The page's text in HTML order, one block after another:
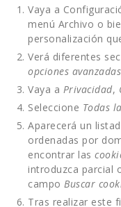
Vaya a
menú Archivo o
personalización
Verá diferentes
opciones avanzadas
Vaya a Privacidad,
Seleccione Todas
Aparecerá un
ordenadas por
encontrar las
introduzca parcial
campo Buscar
Tras realizar este